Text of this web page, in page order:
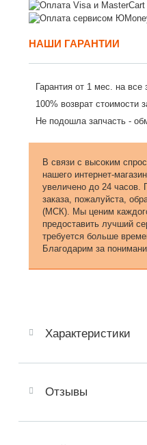
НАШИ ГАРАНТИИ
Гарантия от 1 мес. на все
100% возврат стоимости
Не подошла запчасть -
В связи с высоким
нашего интернет-
увеличено до 24 часов.
заказа, пожалуйста,
(МСК). Мы ценим
предоставить лучший
требуется больше
Благодарим за
Характеристики
Отзывы